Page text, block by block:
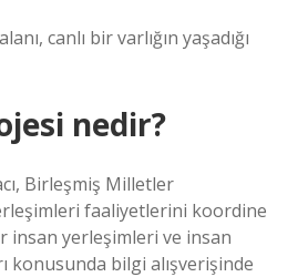
canlı bir varlığın yaşadığı
nedir?
Birleşmiş Milletler
faaliyetlerini koordine
insan yerleşimleri ve insan
konusunda bilgi alışverişinde